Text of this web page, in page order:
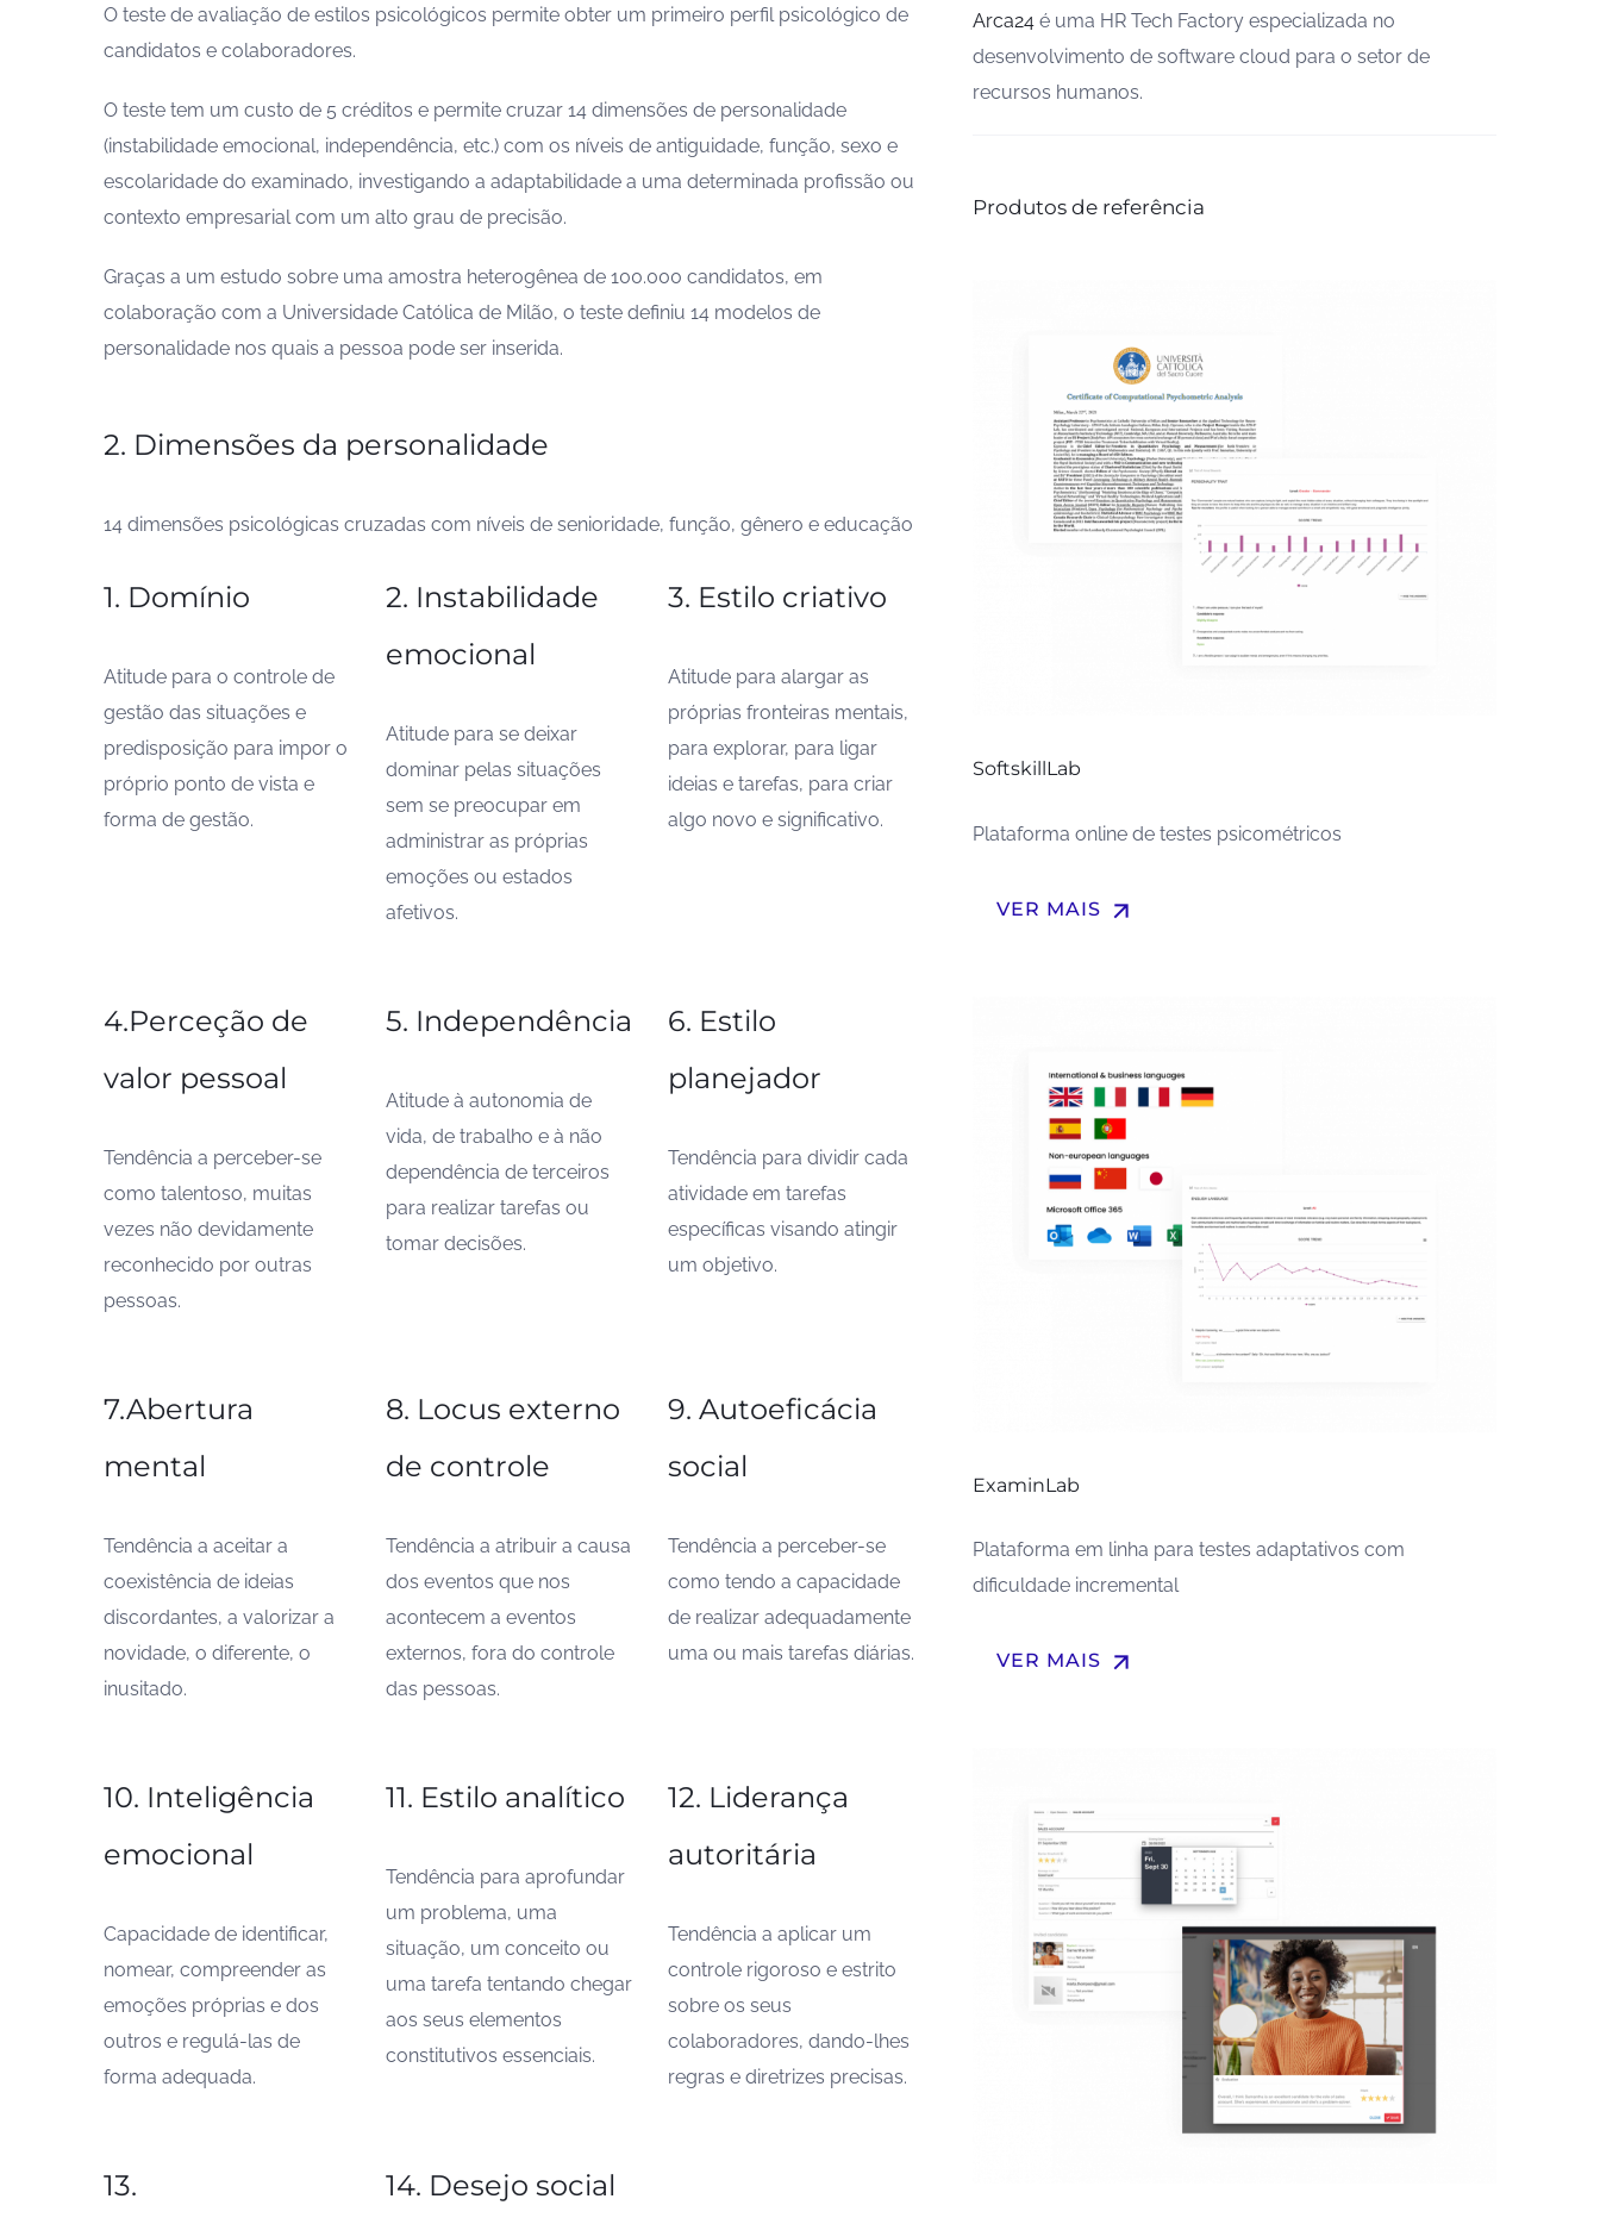
O teste de avaliação de estilos psicológicos permite obter um primeiro perfil psicológico de
candidatos e colaboradores.
O teste tem um custo de 5 créditos e permite cruzar 14 dimensões de personalidade
(instabilidade emocional, independência, etc.) com os níveis de antiguidade, função, sexo e
escolaridade do examinado, investigando a adaptabilidade a uma determinada profissão ou
contexto empresarial com um alto grau de precisão.
Graças a um estudo sobre uma amostra heterogênea de 100.000 candidatos, em
colaboração com a Universidade Católica de Milão, o teste definiu 14 modelos de
personalidade nos quais a pessoa pode ser inserida.
2. Dimensões da personalidade
14 dimensões psicológicas cruzadas com níveis de senioridade, função, gênero e educação
1. Domínio
Atitude para o controle de
gestão das situações e
predisposição para impor o
próprio ponto de vista e
forma de gestão.
2. Instabilidade
emocional
Atitude para se deixar
dominar pelas situações
sem se preocupar em
administrar as próprias
emoções ou estados
afetivos.
3. Estilo criativo
Atitude para alargar as
próprias fronteiras mentais,
para explorar, para ligar
ideias e tarefas, para criar
algo novo e significativo.
4.Perceção de
valor pessoal
Tendência a perceber-se
como talentoso, muitas
vezes não devidamente
reconhecido por outras
pessoas.
5. Independência
Atitude à autonomia de
vida, de trabalho e à não
dependência de terceiros
para realizar tarefas ou
tomar decisões.
6. Estilo
planejador
Tendência para dividir cada
atividade em tarefas
específicas visando atingir
um objetivo.
7.Abertura
mental
Tendência a aceitar a
coexistência de ideias
discordantes, a valorizar a
novidade, o diferente, o
inusitado.
8. Locus externo
de controle
Tendência a atribuir a causa
dos eventos que nos
acontecem a eventos
externos, fora do controle
das pessoas.
9. Autoeficácia
social
Tendência a perceber-se
como tendo a capacidade
de realizar adequadamente
uma ou mais tarefas diárias.
10. Inteligência
emocional
Capacidade de identificar,
nomear, compreender as
emoções próprias e dos
outros e regulá-las de
forma adequada.
11. Estilo analítico
Tendência para aprofundar
um problema, uma
situação, um conceito ou
uma tarefa tentando chegar
aos seus elementos
constitutivos essenciais.
12. Liderança
autoritária
Tendência a aplicar um
controle rigoroso e estrito
sobre os seus
colaboradores, dando-lhes
regras e diretrizes precisas.
13.
14. Desejo social
Arca24 é uma HR Tech Factory especializada no
desenvolvimento de software cloud para o setor de
recursos humanos.
Produtos de referência
SoftskillLab
Plataforma online de testes psicométricos
VER MAIS arrow_upward
ExaminLab
Plataforma em linha para testes adaptativos com
dificuldade incremental
VER MAIS arrow_upward